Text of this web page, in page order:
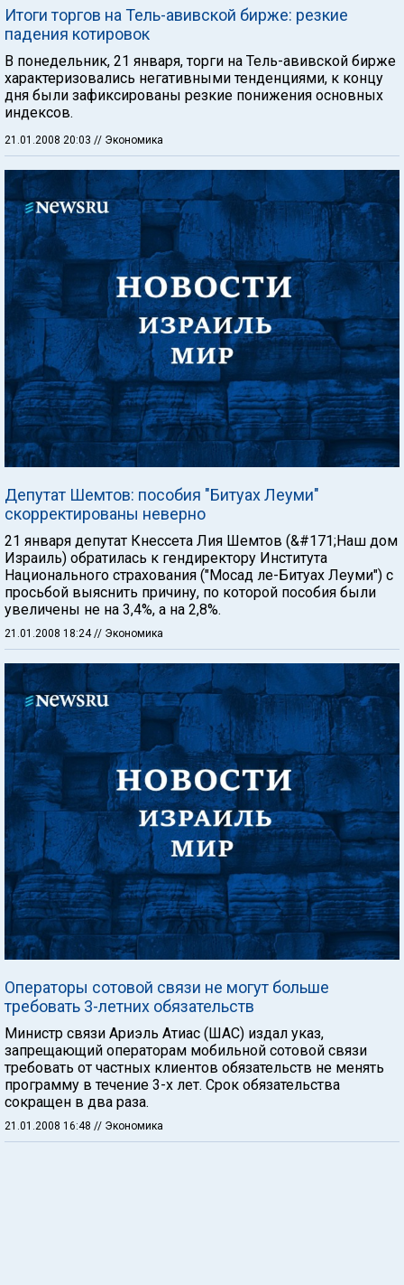
Итоги торгов на Тель-авивской бирже: резкие
падения котировок
В понедельник, 21 января, торги на Тель-авивской бирже
характеризовались негативными тенденциями, к концу
дня были зафиксированы резкие понижения основных
индексов.
21.01.2008 20:03 // Экономика
Депутат Шемтов: пособия "Битуах Леуми"
скорректированы неверно
21 января депутат Кнессета Лия Шемтов (&#171;Наш дом
Израиль) обратилась к гендиректору Института
Национального страхования ("Мосад ле-Битуах Леуми") с
просьбой выяснить причину, по которой пособия были
увеличены не на 3,4%, а на 2,8%.
21.01.2008 18:24 // Экономика
Операторы сотовой связи не могут больше
требовать 3-летних обязательств
Министр связи Ариэль Атиас (ШАС) издал указ,
запрещающий операторам мобильной сотовой связи
требовать от частных клиентов обязательств не менять
программу в течение 3-х лет. Срок обязательства
сокращен в два раза.
21.01.2008 16:48 // Экономика